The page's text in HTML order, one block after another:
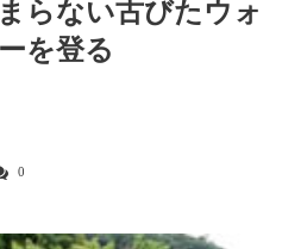
らない古びたウォ
を登る
0